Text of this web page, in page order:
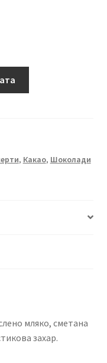
, Какао, Шоколади
мляко, сметана
захар.